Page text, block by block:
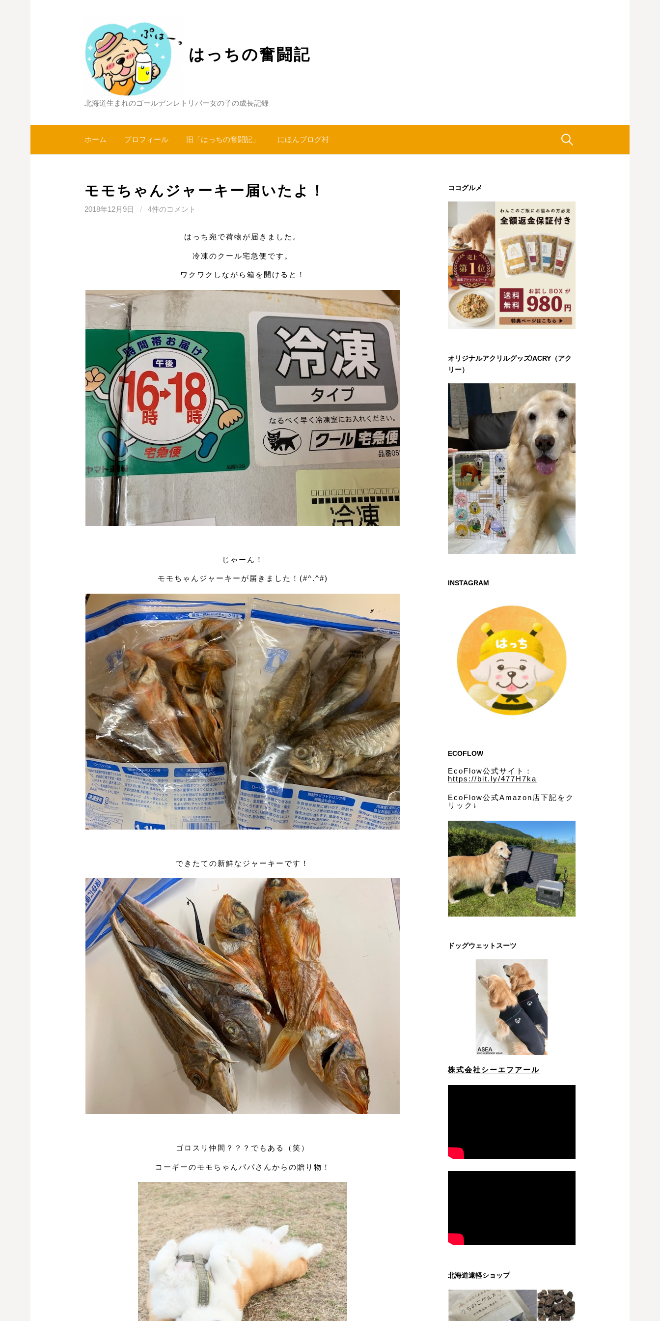
プ
はっちの奮闘記
北海道生まれのゴールデンレトリバー女の子の成長記録
ホーム プロフィール 旧「はっちの奮闘記」 にほんブログ村 検
モモちゃんジャーキー届いたよ！
2018年12月9日 / 4件のコメント
はっち宛で荷物が届きました。
冷凍のクール宅急便です。
ワクワクしながら箱を開けると！
じゃーん！
モモちゃんジャーキーが届きました！(#^.^#)
できたての新鮮なジャーキーです！
ゴロスリ仲間？？？でもある（笑）
コーギーのモモちゃんパパさんからの贈り物！
ココグルメ
オリジナルアクリルグッズ/ACRY（アク
リー）
INSTAGRAM
ECOFLOW
EcoFlow公式サイト：
https://bit.ly/477H7ka
EcoFlow公式Amazon店下記をク
リック↓
ドッグウェットスーツ
株式会社シーエフアール
北海道遠軽ショップ